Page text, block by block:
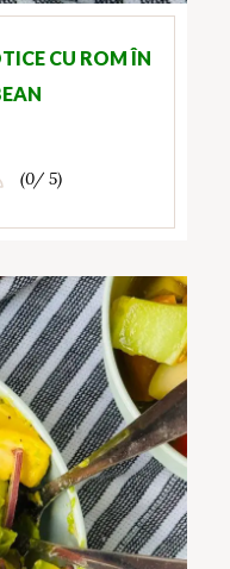
CU ROM ÎN
(0/ 5)